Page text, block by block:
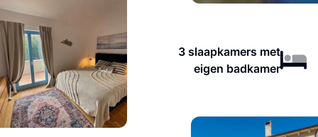
3 slaapkamers met
eigen badkamer